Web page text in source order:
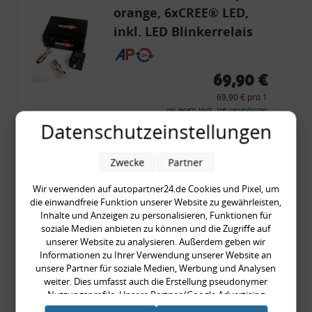
orange, 6xCREE® LED,
inkl. LED Blinkerrelais
CF 14
69,90 €
69,90 € pro 1
inkl. gesetzl. MwSt., zzgl.Versandkosten
Merkzettel
Zum Artikel
Rückleuchtenband mit
Blinker, rot, US-Ecken,
Audi 80 Cabrio, Typ 89,
OE-Nr.: 8G0945225 +
8G0945225C
999,99 €
Datenschutzeinstellungen
Wir verwenden auf autopartner24.de Cookies und Pixel, um
die einwandfreie Funktion unserer Website zu gewährleisten,
Inhalte und Anzeigen zu personalisieren, Funktionen für
soziale Medien anbieten zu können und die Zugriffe auf
unserer Website zu analysieren. Außerdem geben wir
Informationen zu Ihrer Verwendung unserer Website an
unsere Partner für soziale Medien, Werbung und Analysen
weiter. Dies umfasst auch die Erstellung pseudonymer
Nutzungsprofile. Unsere Partner (Google Advertising
Products) führen diese Informationen möglicherweise mit
Zwecke Partner